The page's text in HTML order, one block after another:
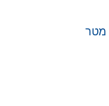
מטר